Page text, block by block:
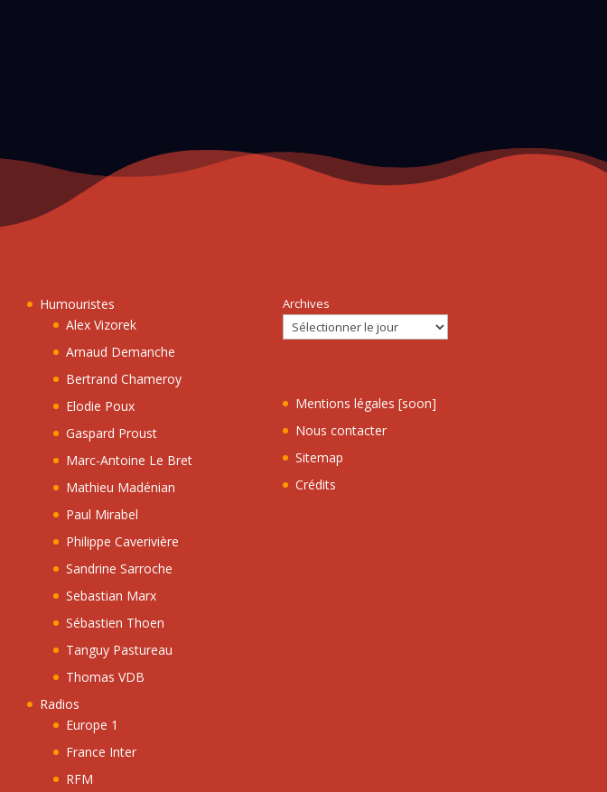
Humouristes
Alex Vizorek
Arnaud Demanche
Bertrand Chameroy
Elodie Poux
Gaspard Proust
Marc-Antoine Le Bret
Mathieu Madénian
Paul Mirabel
Philippe Caverivière
Sandrine Sarroche
Sebastian Marx
Sébastien Thoen
Tanguy Pastureau
Thomas VDB
Radios
Europe 1
France Inter
RFM
Archives
Mentions légales [soon]
Nous contacter
Sitemap
Crédits